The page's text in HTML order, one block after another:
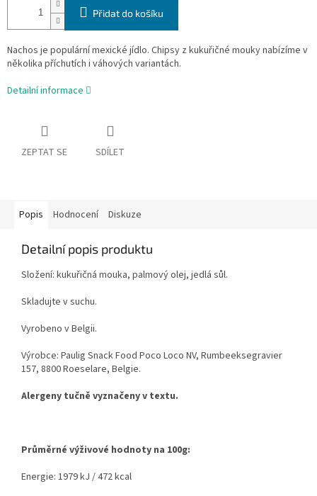
Přidat do košíku
Nachos je populární mexické jídlo. Chipsy z kukuřičné mouky nabízíme v
několika příchutích i váhových variantách.
Detailní informace
ZEPTAT SE SDÍLET
Popis Hodnocení Diskuze
Detailní popis produktu
Složení: kukuřičná mouka, palmový olej, jedlá sůl.
Skladujte v suchu.
Vyrobeno v Belgii.
Výrobce: Paulig Snack Food Poco Loco NV, Rumbeeksegravier
157, 8800 Roeselare, Belgie.
Alergeny tučně vyznačeny v textu.
Průměrné výživové hodnoty na 100g:
Energie: 1979 kJ / 472 kcal